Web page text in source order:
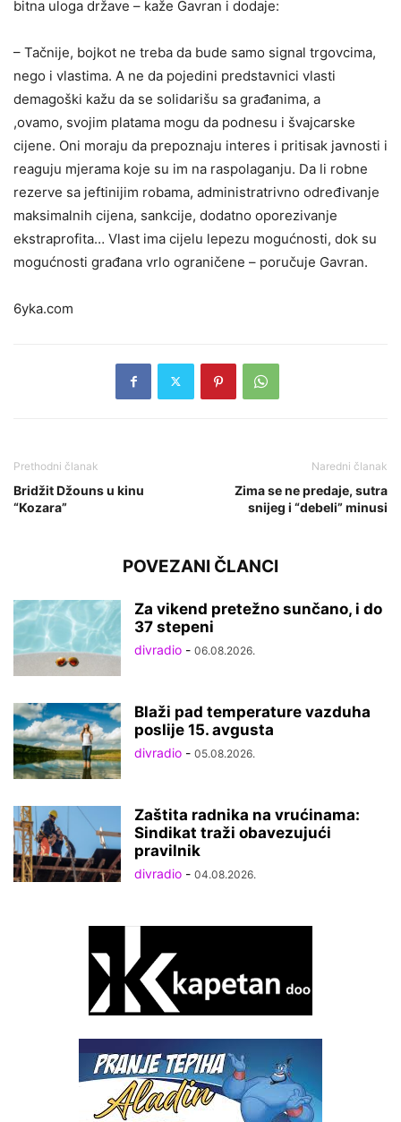
bitna uloga države – kaže Gavran i dodaje:
– Tačnije, bojkot ne treba da bude samo signal trgovcima,
nego i vlastima. A ne da pojedini predstavnici vlasti
demagoški kažu da se solidarišu sa građanima, a
,ovamo, svojim platama mogu da podnesu i švajcarske
cijene. Oni moraju da prepoznaju interes i pritisak javnosti i
reaguju mjerama koje su im na raspolaganju. Da li robne
rezerve sa jeftinijim robama, administratrivno određivanje
maksimalnih cijena, sankcije, dodatno oporezivanje
ekstraprofita… Vlast ima cijelu lepezu mogućnosti, dok su
mogućnosti građana vrlo ograničene – poručuje Gavran.
6yka.com
Prethodni članak
Bridžit Džouns u kinu
“Kozara”
Naredni članak
Zima se ne predaje, sutra
snijeg i “debeli” minusi
POVEZANI ČLANCI
Za vikend pretežno sunčano, i do
37 stepeni
divradio - 06.08.2026.
Blaži pad temperature vazduha
poslije 15. avgusta
divradio - 05.08.2026.
Zaštita radnika na vrućinama:
Sindikat traži obavezujući
pravilnik
divradio - 04.08.2026.